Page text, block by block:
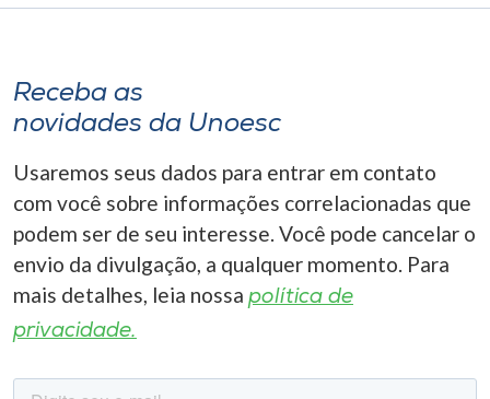
Receba as
novidades da Unoesc
Usaremos seus dados para entrar em contato
com você sobre informações correlacionadas que
podem ser de seu interesse. Você pode cancelar o
envio da divulgação, a qualquer momento. Para
mais detalhes, leia nossa política de
privacidade.